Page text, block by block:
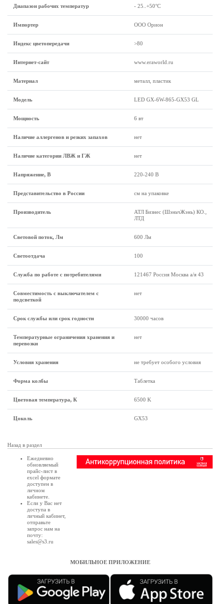
Диапазон рабочих температур - 25..+50°C
Импортер ООО Орион
Индекс цветопередачи >80
Интернет-сайт www.eraworld.ru
Материал металл, пластик
Модель LED GX-6W-865-GX53 GL
Мощность 6 вт
Наличие аллергенов и резких запахов нет
Наличие категории ЛВЖ и ГЖ нет
Напряжение, В 220-240 В
Представительство в России см на упаковке
Производитель
АТЛ Бизнес (ШэньчЖэнь) КО.,
ЛТД
Световой поток, Лм 600 Лм
Светоотдача 100
Служба по работе с потребителями 121467 Россия Москва а/я 43
Совместимость с выключателем с
подсветкой
нет
Срок службы или срок годности 30000 часов
Температурные ограничения хранения и
перевозки
нет
Условия хранения не требует особого условия
Форма колбы Таблетка
Цветовая температура, К 6500 K
Цоколь GX53
Назад в раздел
Ежедневно
обновляемый
прайс-лист в
excel формате
доступен в
личном
кабинете
Если у Вас нет
доступа в
личный кабинет,
отправьте
запрос нам на
почту:
sales@s3.ru
МОБИЛЬНОЕ ПРИЛОЖЕНИЕ